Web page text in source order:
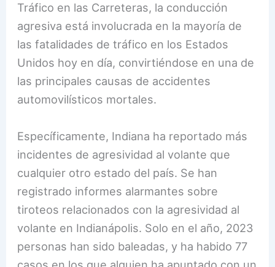
Tráfico en las Carreteras, la conducción
agresiva está involucrada en la mayoría de
las fatalidades de tráfico en los Estados
Unidos hoy en día, convirtiéndose en una de
las principales causas de accidentes
automovilísticos mortales.
Específicamente, Indiana ha reportado más
incidentes de agresividad al volante que
cualquier otro estado del país. Se han
registrado informes alarmantes sobre
tiroteos relacionados con la agresividad al
volante en Indianápolis. Solo en el año, 2023
personas han sido baleadas, y ha habido 77
casos en los que alguien ha apuntado con un